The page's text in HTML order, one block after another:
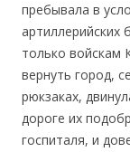
пребывала в
артиллерийских
только войскам
вернуть город,
рюкзаках,
дороге их
госпиталя, и